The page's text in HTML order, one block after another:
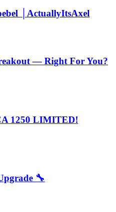
│ActuallyItsAxel
— Right For You?
1250 LIMITED!
🔧